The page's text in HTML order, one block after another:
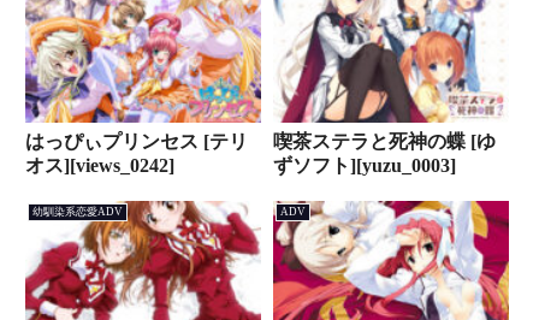
はっぴぃプリンセス [テリ
オス][views_0242]
喫茶ステラと死神の蝶 [ゆ
ずソフト][yuzu_0003]
幼馴染系恋愛ADV ADV